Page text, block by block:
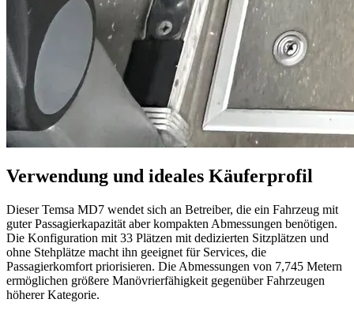
Verwendung und ideales Käuferprofil
Dieser Temsa MD7 wendet sich an Betreiber, die ein Fahrzeug mit
guter Passagierkapazität aber kompakten Abmessungen benötigen.
Die Konfiguration mit 33 Plätzen mit dedizierten Sitzplätzen und
ohne Stehplätze macht ihn geeignet für Services, die
Passagierkomfort priorisieren. Die Abmessungen von 7,745 Metern
ermöglichen größere Manövrierfähigkeit gegenüber Fahrzeugen
höherer Kategorie.